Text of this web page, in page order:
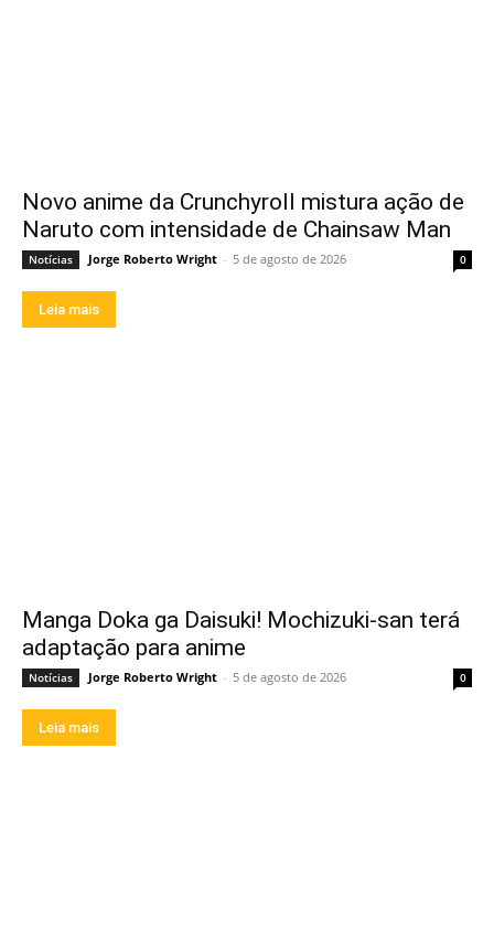
Novo anime da Crunchyroll mistura ação de
Naruto com intensidade de Chainsaw Man
Notícias Jorge Roberto Wright - 5 de agosto de 2026 0
Leia mais
Manga Doka ga Daisuki! Mochizuki-san terá
adaptação para anime
Notícias Jorge Roberto Wright - 5 de agosto de 2026 0
Leia mais